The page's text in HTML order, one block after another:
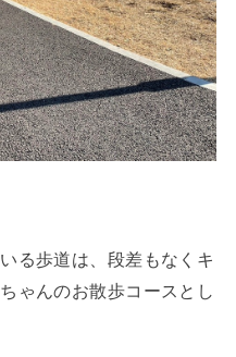
る歩道は、段差もなくキ
ゃんのお散歩コースとし